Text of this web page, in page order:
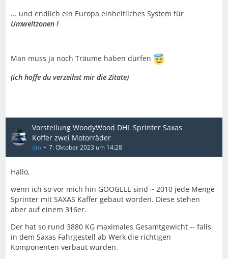
... und endlich ein Europa einheitliches System für
Umweltzonen !
Man muss ja noch Träume haben dürfen
(ich hoffe du verzeihst mir die Zitate)
Vorstellung WoodyWood DHL Sprinter Saxas
Koffer zwei Motorräder
dm 7. Oktober 2023 um 14:28
Hallo,
wenn ich so vor mich hin GOOGELE sind ~ 2010 jede Menge
Sprinter mit SAXAS Kaffer gebaut worden. Diese stehen
aber auf einem 316er.
Der hat so rund 3880 KG maximales Gesamtgewicht -- falls
in dem Saxas Fahrgestell ab Werk die richtigen
Komponenten verbaut wurden.